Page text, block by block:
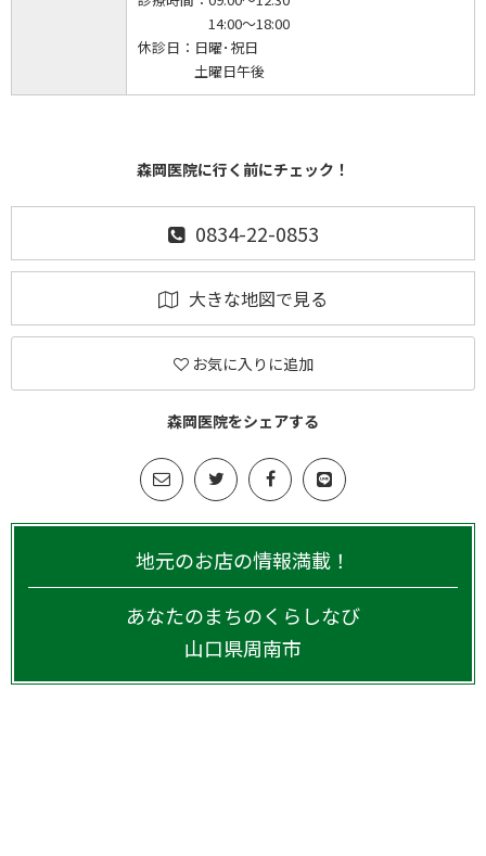
14:00～18:00
休診日： 日曜･祝日
土曜日午後
森岡医院に行く前にチェック！
0834-22-0853
大きな地図で見る
お気に入りに追加
森岡医院をシェアする
地元のお店の情報満載！
あなたのまちのくらしなび
山口県周南市